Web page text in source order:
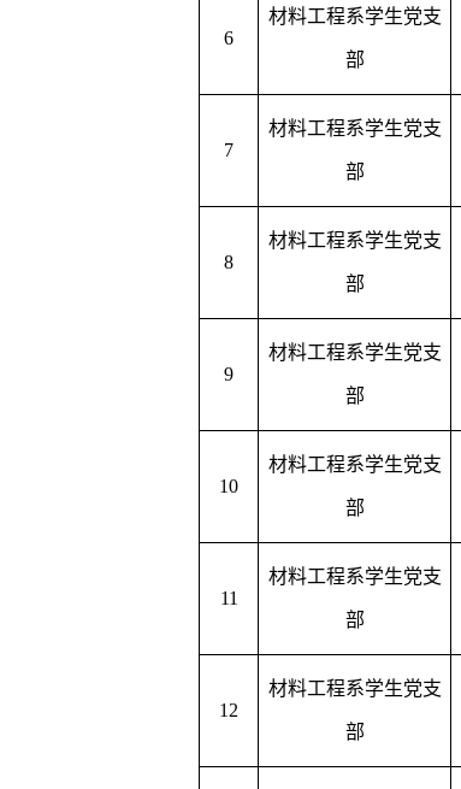
6
材料工程系学生党支
部
7
材料工程系学生党支
部
8
材料工程系学生党支
部
9
材料工程系学生党支
部
10
材料工程系学生党支
部
11
材料工程系学生党支
部
12
材料工程系学生党支
部